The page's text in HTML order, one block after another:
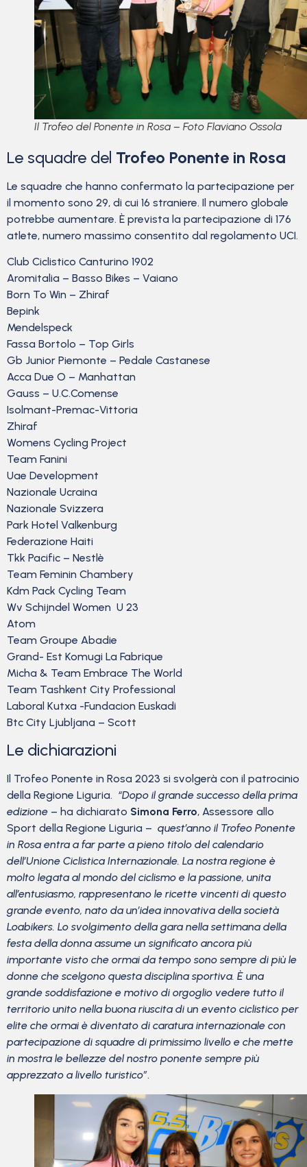
Il Trofeo del Ponente in Rosa – Foto Flaviano Ossola
Le squadre del Trofeo Ponente in Rosa
Le squadre che hanno confermato la partecipazione per
il momento sono 29, di cui 16 straniere. Il numero globale
potrebbe aumentare. È prevista la partecipazione di 176
atlete, numero massimo consentito dal regolamento UCI.
Club Ciclistico Canturino 1902
Aromitalia – Basso Bikes – Vaiano
Born To Win – Zhiraf
Bepink
Mendelspeck
Fassa Bortolo – Top Girls
Gb Junior Piemonte – Pedale Castanese
Acca Due O – Manhattan
Gauss – U.C.Comense
Isolmant-Premac-Vittoria
Zhiraf
Womens Cycling Project
Team Fanini
Uae Development
Nazionale Ucraina
Nazionale Svizzera
Park Hotel Valkenburg
Federazione Haiti
Tkk Pacific – Nestlè
Team Feminin Chambery
Kdm Pack Cycling Team
Wv Schijndel Women U 23
Atom
Team Groupe Abadie
Grand- Est Komugi La Fabrique
Micha & Team Embrace The World
Team Tashkent City Professional
Laboral Kutxa -Fundacion Euskadi
Btc City Ljubljana – Scott
Le dichiarazioni
Il Trofeo Ponente in Rosa 2023 si svolgerà con il patrocinio
della Regione Liguria. “Dopo il grande successo della prima
edizione – ha dichiarato Simona Ferro, Assessore allo
Sport della Regione Liguria – quest’anno il Trofeo Ponente
in Rosa entra a far parte a pieno titolo del calendario
dell’Unione Ciclistica Internazionale. La nostra regione è
molto legata al mondo del ciclismo e la passione, unita
all’entusiasmo, rappresentano le ricette vincenti di questo
grande evento, nato da un’idea innovativa della società
Loabikers. Lo svolgimento della gara nella settimana della
festa della donna assume un significato ancora più
importante visto che ormai da tempo sono sempre di più le
donne che scelgono questa disciplina sportiva. È una
grande soddisfazione e motivo di orgoglio vedere tutto il
territorio unito nella buona riuscita di un evento ciclistico per
elite che ormai è diventato di caratura internazionale con
partecipazione di squadre di primissimo livello e che mette
in mostra le bellezze del nostro ponente sempre più
apprezzato a livello turistico”.